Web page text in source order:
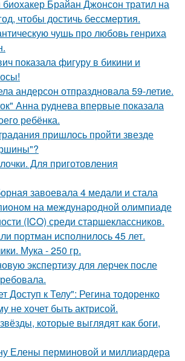
Брайан Джонсон тратил на
чтобы достичь бессмертия.
чушь про любовь генриха
показала фигуру в бикини и
андерсон отпраздновала 59-летие.
Анна руднева впервые показала
ребёнка.
пришлось пройти звезде
Для приготовления
завоевала 4 медали и стала
на международной олимпиаде
(ICO) среди старшеклассников.
портман исполнилось 45 лет.
Мука - 250 гр.
экспертизу для лерчек после
к Телу": Регина тодоренко
не хочет быть актрисой.
которые выглядят как боги,
Елены перминовой и миллиардера